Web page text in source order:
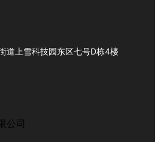
道上雪科技园东区七号D栋4楼